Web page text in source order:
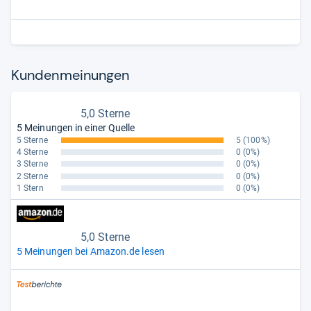
Streamen von TV- und Festplattenaufnahmen im
Kun­den­mei­nun­gen
5,0 Sterne
5 Meinungen in einer Quelle
5 Sterne 5 (100%)
4 Sterne
0 (0%)
3 Sterne
0 (0%)
2 Sterne
0 (0%)
1 Stern
0 (0%)
5,0 Sterne
5 Meinungen bei Amazon.de lesen